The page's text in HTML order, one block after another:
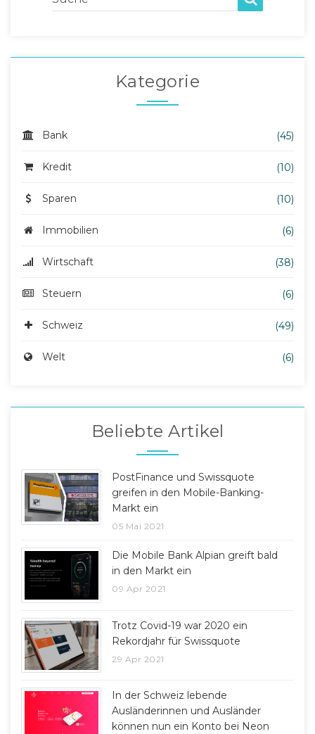
Kategorie
Bank (45)
Kredit (10)
Sparen (10)
Immobilien (6)
Wirtschaft (38)
Steuern (6)
Schweiz (49)
Welt (6)
Beliebte Artikel
PostFinance und Swissquote
greifen in den Mobile-Banking-
Markt ein
05 Mai 2021
Die Mobile Bank Alpian greift bald
in den Markt ein
09 Apr 2021
Trotz Covid-19 war 2020 ein
Rekordjahr für Swissquote
29 Apr 2021
In der Schweiz lebende
Ausländerinnen und Ausländer
können nun ein Konto bei Neon